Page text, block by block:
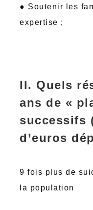
● Soutenir les
expertise ;
II. Quels
ans de «
successifs
d’euros
9 fois plus de
la population